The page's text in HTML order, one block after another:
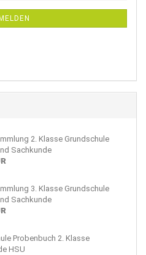
2. Klasse Grundschule
Sachkunde
3. Klasse Grundschule
Sachkunde
Probenbuch 2. Klasse
HSU